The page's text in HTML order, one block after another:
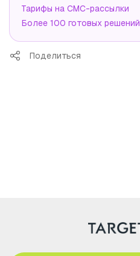
Тарифы на СМС-рассылки
Более 100 готовых решений
Поделиться